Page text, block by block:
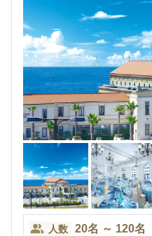
人数 20名 ～ 120名